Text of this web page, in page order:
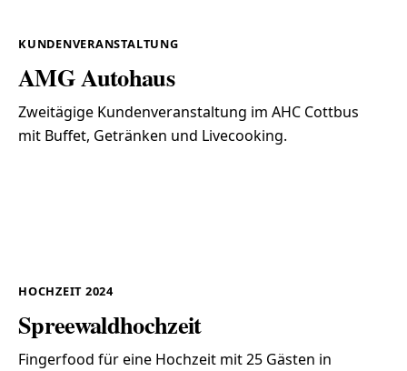
KUNDENVERANSTALTUNG
AMG Autohaus
Zweitägige Kundenveranstaltung im AHC Cottbus
mit Buffet, Getränken und Livecooking.
HOCHZEIT 2024
Spreewaldhochzeit
Fingerfood für eine Hochzeit mit 25 Gästen in